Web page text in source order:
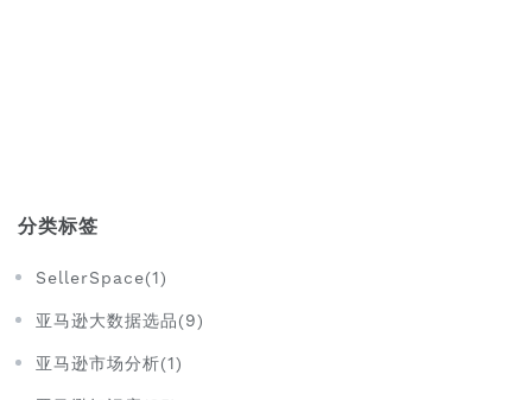
分类标签
SellerSpace(1)
亚马逊大数据选品(9)
亚马逊市场分析(1)